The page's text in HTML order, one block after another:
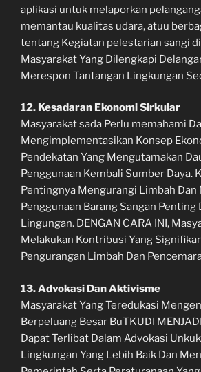
aplikasi untuk melaporkan
memantau kualitas udara, atuu
tentang Kegiatan pelestarian sangi
Masyarakat Yang Dilengkapi
Merespon Tantangan Lingkungan
12. Kesadaran Ekonomi Sirkular
Masyarakat sada Perlu memahami
Mengimplementasikan Konsep
Pendekatan Yang Mengutamakan
Penggunaan Kembali Sumber Daya.
Pentingnya Mengurangi Limbah Dan
Penggunaan Barang Sangan Penting
Lingungan. DENGAN CARA INI,
Melakukan Kontribusi Yang
Pengurangan Limbah Dan
13. Advokasi Dan Aktivisme
Masyarakat Yang Teredukasi
Berpeluang Besar BuTKUDI
Dapat Terlibat Dalam Advokasi
Lingkungan Yang Lebih Baik Dan